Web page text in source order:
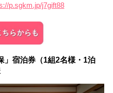
p.sgkm.jp/j7gift88
」宿泊券（1組2名様・1泊